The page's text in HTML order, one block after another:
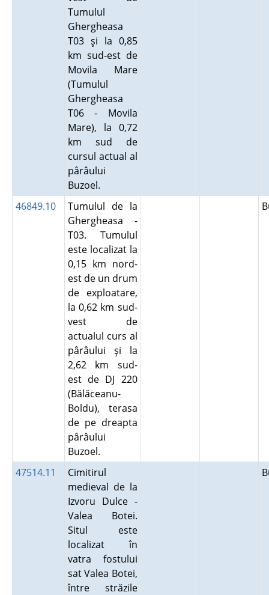
Tumulul
Ghergheasa
T03 şi la 0,85
km sud-est de
Movila Mare
(Tumulul
Ghergheasa
T06 - Movila
Mare), la 0,72
km sud de
cursul actual al
pârâului
Buzoel.
46849.10
Tumulul de la
Ghergheasa -
T03. Tumulul
este localizat la
0,15 km nord-
est de un drum
de exploatare,
la 0,62 km sud-
vest de
actualul curs al
pârâului şi la
2,62 km sud-
est de DJ 220
(Bălăceanu-
Boldu), terasa
de pe dreapta
pârâului
Buzoel.
47514.11
Cimitirul
medieval de la
Izvoru Dulce -
Valea Botei.
Situl este
localizat în
vatra fostului
sat Valea Botei,
între străzile